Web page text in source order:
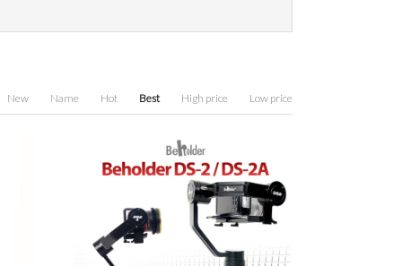
New Name Hot Best High price Low price